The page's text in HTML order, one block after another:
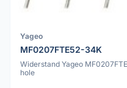
Yageo
MF0207FTE52-34K
Widerstand Yageo
hole